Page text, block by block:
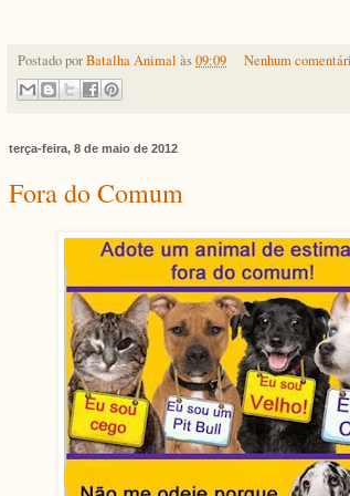
Postado porBatalha Animal às09:09 Nenhum
terça-feira, 8 de maio de 2012
Fora do Comum